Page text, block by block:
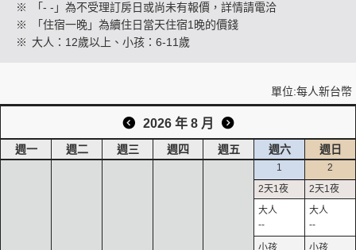
創造旅遊
※
「- -」為不受理訂房日或尚未有報價，詳情請電洽
※
「住宿一晚」為續住日當天住宿1晚的價錢
※ 大人：12歲以上、小孩：6-11歲
單位:每人新台幣
2026 年 8 月
週一 週二 週三 週四 週五 週六 週日
1
--
2
--